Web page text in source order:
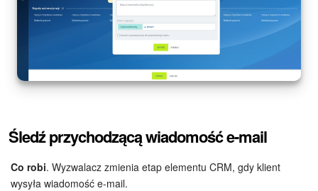
Śledź przychodzącą wiadomość e-mail
Co robi. Wyzwalacz zmienia etap elementu CRM, gdy klient
wysyła wiadomość e-mail.